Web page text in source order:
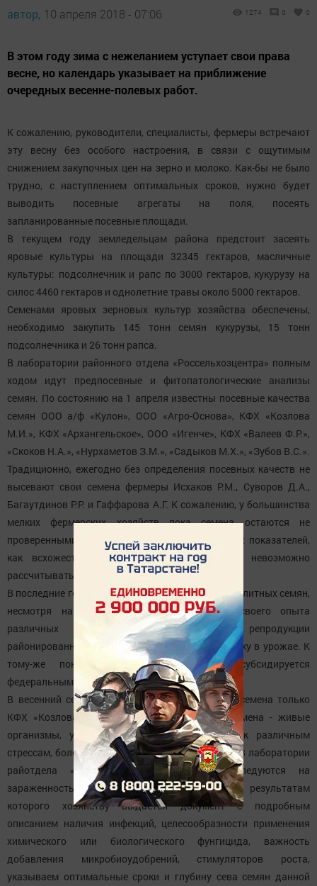
автор, 10 апреля 2018 - 07:06 1274 0 0
В этом году зима с нежеланием уступает свои права
весне, но календарь указывает на приближение
очередных весенне-полевых работ.
К сожалению, руководители, специалисты, фермеры встречают
эту весну без особого настроения, в связи с ощутимым
снижением закупочных цен на зерно и молоко. Как-бы не было
трудно, с наступлением оптимальных сроков, нужно будет
выводить посевные агрегаты на поля, посеять
запланированные посевные площади.
В текущем году земледельцам района предстоит засеять
яровые культуры на площади 32345 гектаров, масличные
культуры: подсолнечник и рапс по 3000 гектаров, кукурузу на
силос 4460 гектаров и однолетние травы около 5000 гектаров.
Семенами яровых зерновых культур хозяйства обеспечены,
необходимо закупить 145 тонн семян кукурузы, 15 тонн
подсолнечника и 26 тонн рапса.
В лаборатории районного отдела «Россельхозцентра» полным
ходом идут предпосевные и фитопатологические анализы
семян. По состоянию на 1 апреля известны посевные качества
семян ООО а/ф «Кулон», ООО «Агро-Основа», КФХ «Козлова
М.И.», КФХ «Архангельское», ООО «Игенче», КФХ «Валеев Ф.Р.»,
«Скоков Н.А.», «Нурхаметов З.М.», «Садыков М.Х.», «Зубов В.С.».
Традиционно, ежегодно без определения посевных качеств не
высевают свои семена фермеры Исхаков Р.М., Суворов Д.А.,
Багаутдинов Р.Р. и Гаффарова А.Г. К сожалению, у большинства
мелких фермерских хозяйств пока семена остаются не
проверенными перед посевом. Без знания таких показателей,
как всхожесть, чистота и вес 1000 семян, невозможно
рассчитывать норму высева.
В последние годы ослабло внимание к закупкам элитных семян,
несмотря на положительные примеры из своего опыта
различных хозяйств, когда высокие репродукции
районированных сортов дают ощутимую прибавку в урожае. К
тому-же покупка высоких репродукций субсидируется
федеральным и республиканскими бюджетами.
В весенний сев прошлого года обновили свои семена только
КФХ «Козлова М.И.» и КФХ «Козлов В.А.». Семена - живые
организмы, у них есть возраст, склонность к различным
стрессам, болезням и они нуждаются в лечении. В лаборатории
райотдела «Россельхозцентра» семена исследуются на
зараженность различными заболеваниями, по результатам
которого хозяйству выдается документ с подробным
описанием наличия инфекций, целесообразности применения
химического или биологического фунгицида, важность
добавления микробиоудобрений, стимуляторов роста,
указываем оптимальные сроки и глубину сева семян данной